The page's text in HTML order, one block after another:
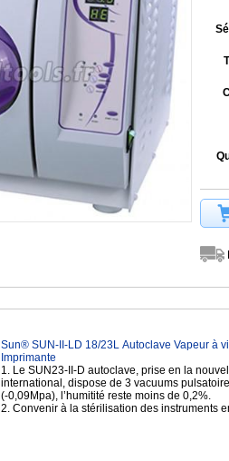
Sun® SUN-II-LD 18/23L Autoclave Vapeur à
Imprimante
1. Le SUN23-II-D autoclave, prise en la
international, dispose de 3 vacuums
(-0,09Mpa), l’humitité reste moins de 0,2%.
2. Convenir à la stérilisation des instruments